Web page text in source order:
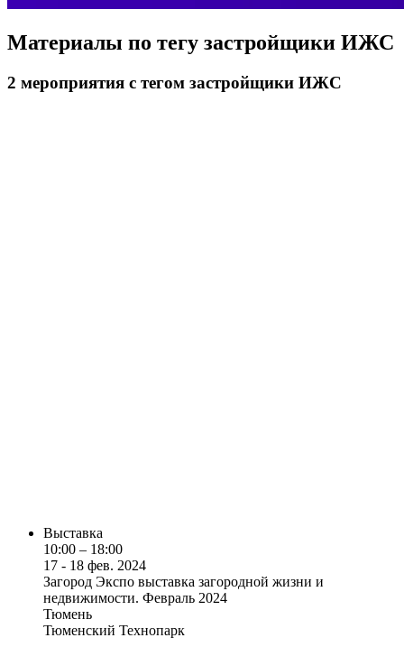
Материалы по тегу застройщики ИЖС
2 мероприятия с тегом застройщики ИЖС
Выставка
10:00 – 18:00
17 - 18 фев. 2024
Загород Экспо выставка загородной жизни и
недвижимости. Февраль 2024
Тюмень
Тюменский Технопарк